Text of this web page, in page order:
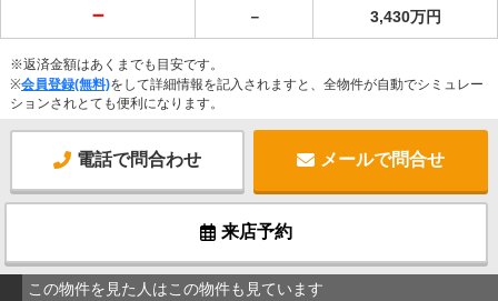
－ － 3,430万円
※返済金額はあくまでも目安です。
※会員登録(無料)をして詳細情報を記入されますと、全物件が自動でシミュレー
ションされとても便利になります。
電話で問合わせ メールで問合せ
来店予約
この物件を見た人はこの物件も見ています